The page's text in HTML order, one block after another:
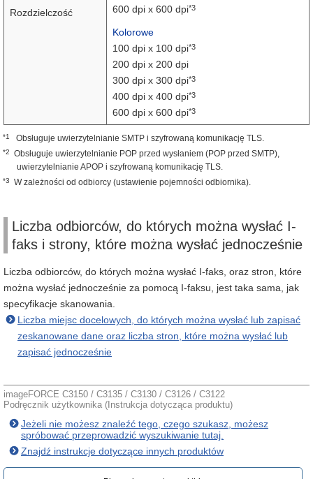
Rozdzielczość 600 dpi x 600 dpi*3
Kolorowe
100 dpi x 100 dpi*3
200 dpi x 200 dpi
300 dpi x 300 dpi*3
400 dpi x 400 dpi*3
600 dpi x 600 dpi*3
*1 Obsługuje uwierzytelnianie SMTP i szyfrowaną komunikację TLS.
*2
Obsługuje uwierzytelnianie POP przed wysłaniem (POP przed SMTP),
uwierzytelnianie APOP i szyfrowaną komunikację TLS.
*3 W zależności od odbiorcy (ustawienie pojemności odbiornika).
Liczba odbiorców, do których można wysłać I-
faks i strony, które można wysłać jednocześnie
Liczba odbiorców, do których można wysłać I-faks, oraz stron, które
można wysłać jednocześnie za pomocą I-faksu, jest taka sama, jak
specyfikacje skanowania.
Liczba miejsc docelowych, do których można wysłać lub zapisać
zeskanowane dane oraz liczba stron, które można wysłać lub
zapisać jednocześnie
imageFORCE C3150 / C3135 / C3130 / C3126 / C3122
Podręcznik użytkownika (Instrukcja dotycząca produktu)
Jeżeli nie możesz znaleźć tego, czego szukasz, możesz
spróbować przeprowadzić wyszukiwanie tutaj.
Znajdź instrukcje dotyczące innych produktów